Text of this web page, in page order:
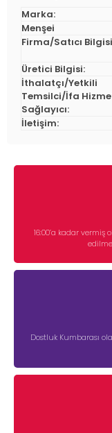
Marka:
Menşei
Firma/Satıcı Bilgisi
Üretici Bilgisi:
İthalatçı/Yetkili
Temsilci/İfa
Sağlayıcı:
İletişim:
16:00’a kadar
Dostluk Kumbarası